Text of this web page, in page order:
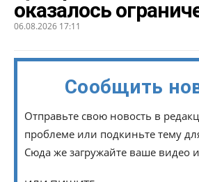
оказалось
06.08.2026 17:11
Сообщить
Отправьте свою новость в
проблеме или подкиньте тему
Сюда же загружайте ваше видео